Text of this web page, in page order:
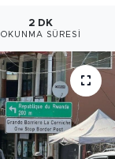
2 DK
OKUNMA SÜRESI